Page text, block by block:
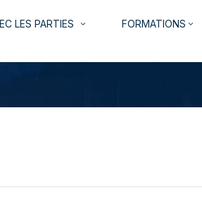
LES PARTIES
keyboard_arrow_down FORMATIONS keyboard_arrow_down